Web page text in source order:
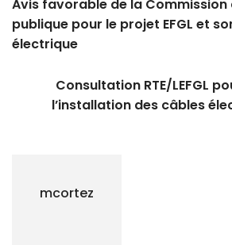
Avis favorable de la Commission
publique pour le projet EFGL et
électrique
Consultation RTE/LEFGL
l’installation des câbles
mcortez